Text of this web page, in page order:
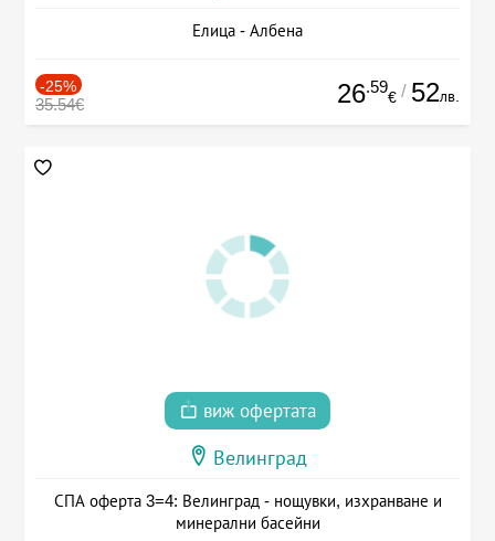
Елица - Албена
-25%
35.54€ 26.59
€ / 52лв.
виж офертата
Велинград
СПА оферта 3=4: Велинград - нощувки, изхранване и
минерални басейни